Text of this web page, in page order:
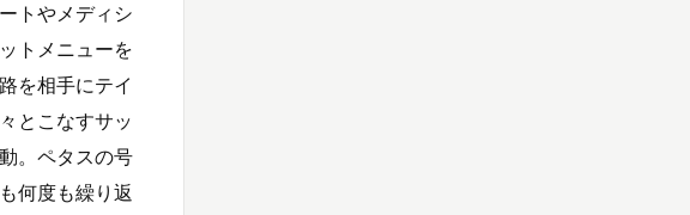
トやメディシ
トメニューを
を相手にテイ
とこなすサッ
。ペタスの号
何度も繰り返